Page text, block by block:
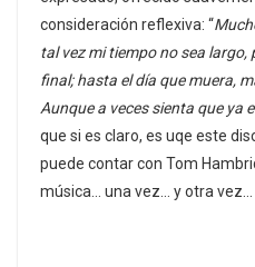
consideración reflexiva: “
tal vez mi tiempo no sea
final; hasta el día que muera,
Aunque a veces sienta que ya
que si es claro, es uqe este
puede contar con Tom
música… una vez… y otra vez…